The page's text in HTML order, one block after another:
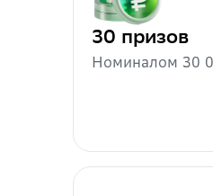
30 призов
Номиналом 30